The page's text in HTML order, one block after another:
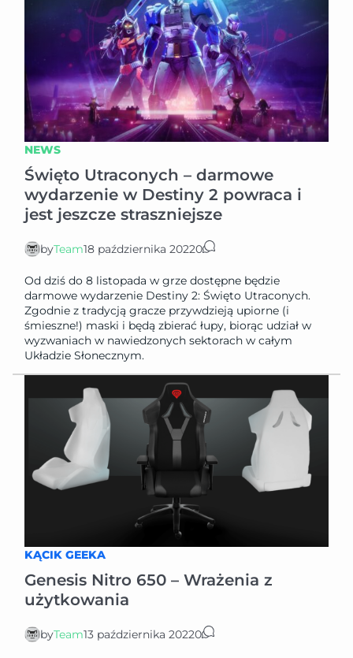
NEWS
Święto Utraconych – darmowe
wydarzenie w Destiny 2 powraca i
jest jeszcze straszniejsze
byTeam18 października 20220
Od dziś do 8 listopada w grze dostępne będzie
darmowe wydarzenie Destiny 2: Święto Utraconych.
Zgodnie z tradycją gracze przywdzieją upiorne (i
śmieszne!) maski i będą zbierać łupy, biorąc udział w
wyzwaniach w nawiedzonych sektorach w całym
Układzie Słonecznym.
KĄCIK GEEKA
Genesis Nitro 650 – Wrażenia z
użytkowania
byTeam13 października 20220